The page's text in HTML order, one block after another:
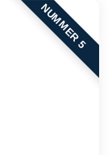
NUMMER 5